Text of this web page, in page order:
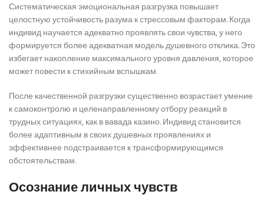
Систематическая эмоциональная разгрузка повышает
целостную устойчивость разума к стрессовым факторам. Когда
индивид научается адекватно проявлять свои чувства, у него
формируется более адекватная модель душевного отклика. Это
избегает накопление максимального уровня давления, которое
может повести к стихийным вспышкам.
После качественной разгрузки существенно возрастает умение
к самоконтролю и целенаправленному отбору реакций в
трудных ситуациях, как в вавада казино. Индивид становится
более адаптивным в своих душевных проявлениях и
эффективнее подстраивается к трансформирующимся
обстоятельствам.
Осознание личных чувств